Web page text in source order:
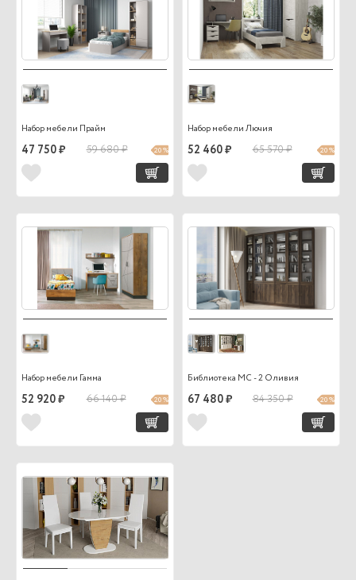
Набор мебели Прайм
47 750 ₽ 59 680 ₽ 20 %
Набор мебели Лючия
52 460 ₽ 65 570 ₽ 20 %
Набор мебели Гамма
52 920 ₽ 66 140 ₽ 20 %
Библиотека МС - 2 Оливия
67 480 ₽ 84 350 ₽ 20 %